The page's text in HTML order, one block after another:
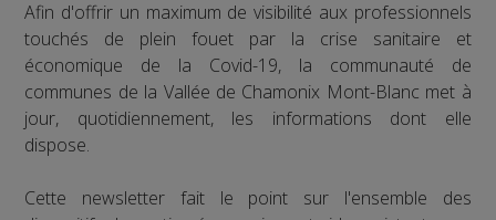
Afin d'offrir un maximum de visibilité aux professionnels
touchés de plein fouet par la crise sanitaire et
économique de la Covid-19, la communauté de
communes de la Vallée de Chamonix Mont-Blanc met à
jour, quotidiennement, les informations dont elle
dispose.
Cette newsletter fait le point sur l'ensemble des